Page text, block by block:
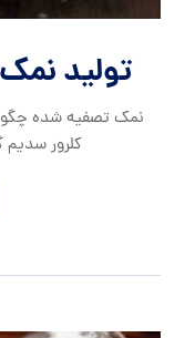
تولید
نمک تصفیه شده
کلرور